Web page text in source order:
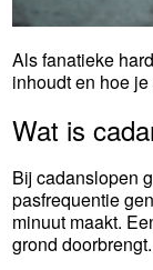
Als fanatieke
inhoudt en hoe
Wat is
Bij cadanslopen
pasfrequentie
minuut maakt.
grond doorbrengt.